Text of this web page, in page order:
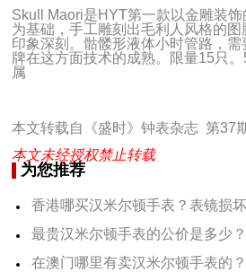
Skull Maori是HYT第一款以金雕装
为基础，手工雕刻出毛利人风格的图
印象深刻。骷髅形液体小时管路，
牌在这方面技术的成熟。限量15只
属
本文转载自《盛时》钟表杂志 第37
本文未经授权禁止转载
为您推荐
香港哪买汉米尔顿手表？表镜损
最贵汉米尔顿手表的公价是多少
在澳门哪里有卖汉米尔顿手表的？